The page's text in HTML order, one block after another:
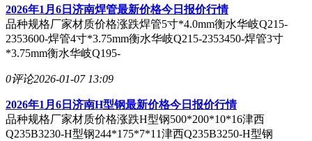
2026年1月6日济南焊管最新价格今日报价行情
品种规格厂家材质价格涨跌焊管5寸*4.0mm衡水华岐Q215-
2353600-焊管4寸*3.75mm衡水华岐Q215-2353450-焊管3寸
*3.75mm衡水华岐Q195-
0评论2026-01-07 13:09
2026年1月6日济南H型钢最新价格今日报价行情
品种规格厂家材质价格涨跌H型钢500*200*10*16津西
Q235B3230-H型钢244*175*7*11津西Q235B3250-H型钢